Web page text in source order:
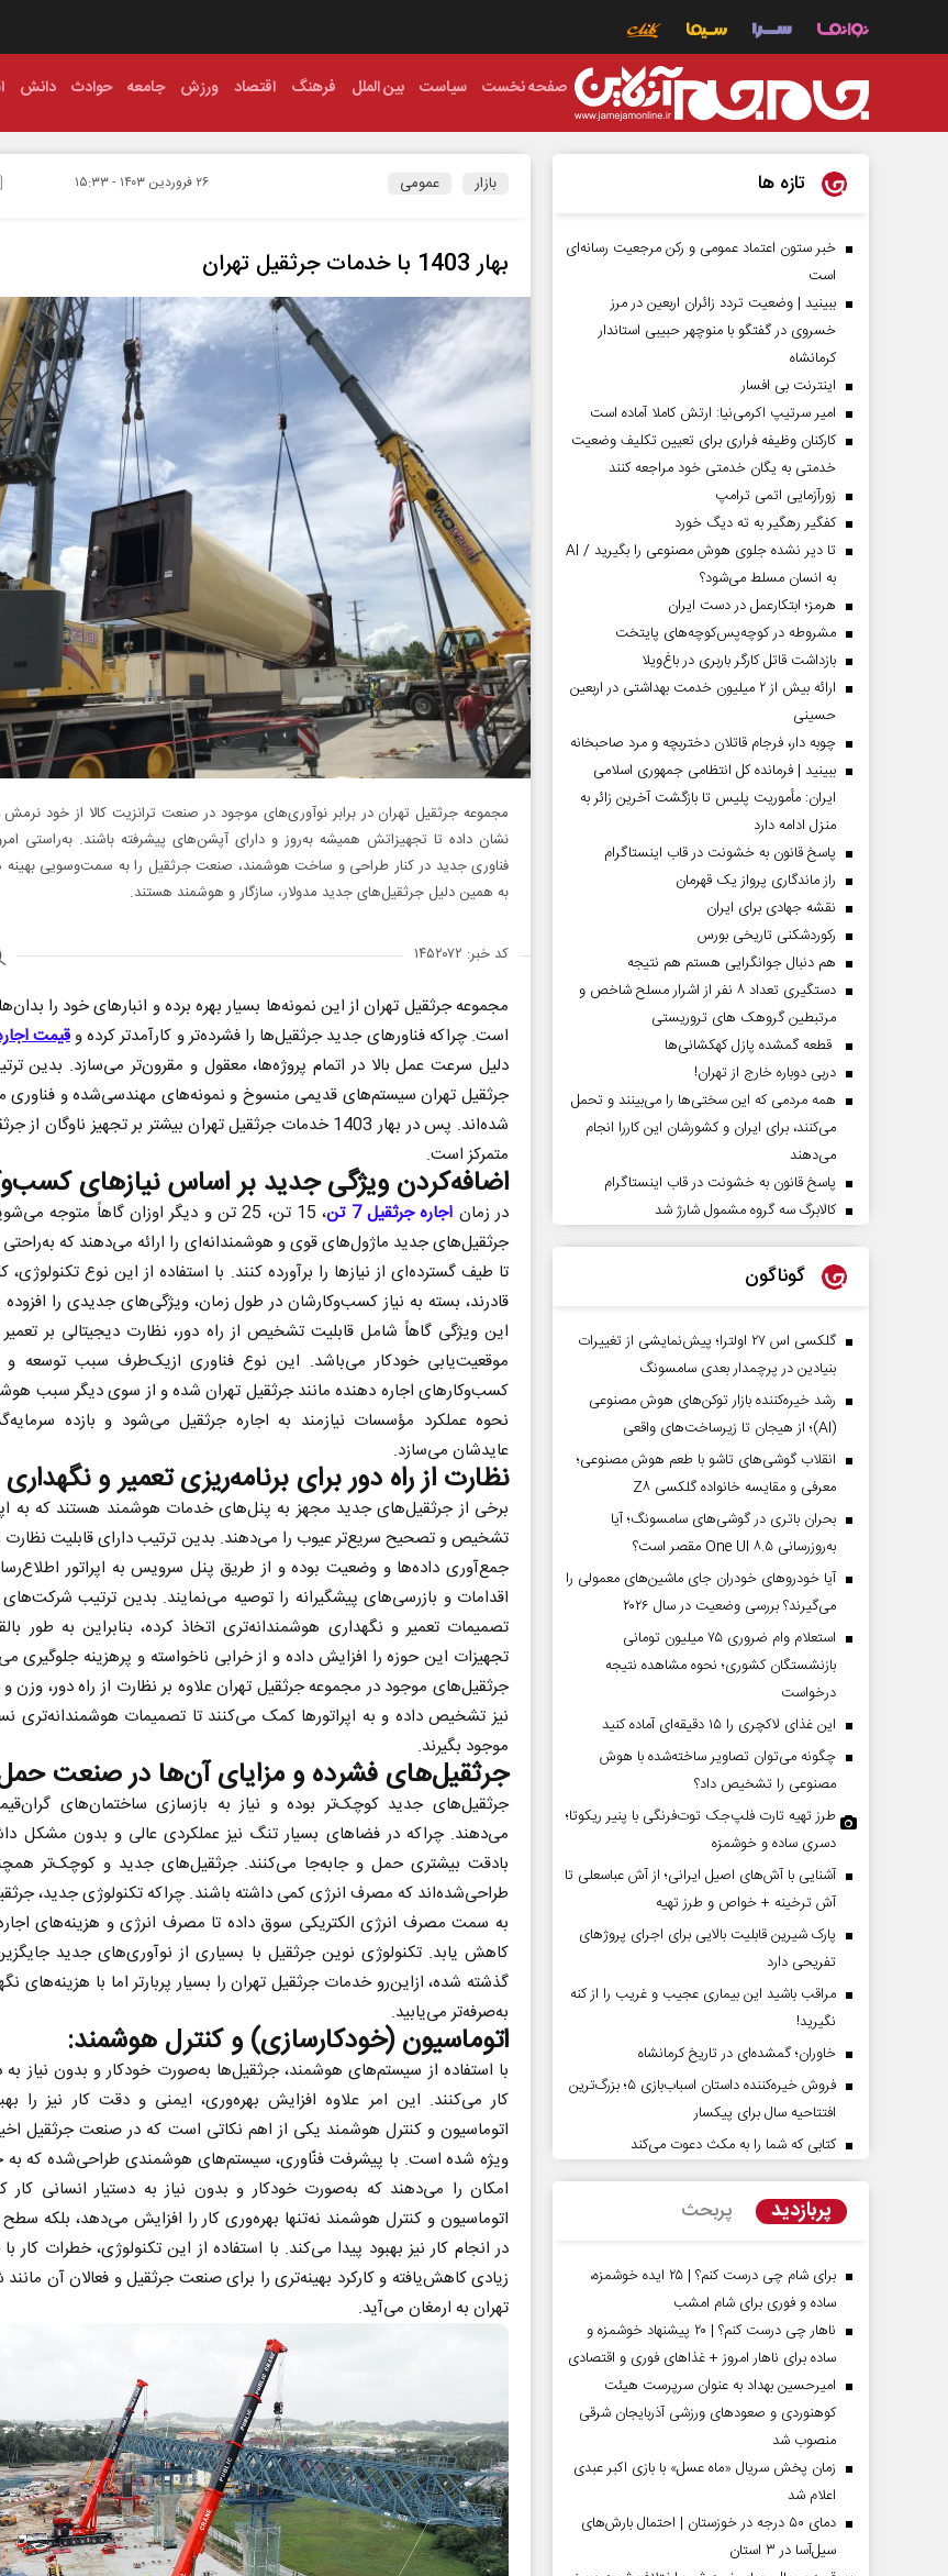
صفحه نخست سیاست بین الملل فرهنگ اقتصاد ورزش جامعه حوادث دانش
بازار عمومی ۲۶ فروردين ۱۴۰۳ - ۱۵:۳۳
بهار 1403 با خدمات جرثقیل تهران
مجموعه جرثقیل تهران در برابر نوآوری‌های موجود در صنعت ترانزیت کالا از خود نرمش
نشان داده تا تجهیزاتش همیشه به‌روز و دارای آپشن‌های پیشرفته باشند. به‌راستی
فناوری جدید در کنار طراحی و ساخت هوشمند، صنعت جرثقیل را به سمت‌وسویی بهینه
به همین دلیل جرثقیل‌های جدید مدولار، سازگار و هوشمند هستند.
کد خبر: ۱۴۵۲۰۷۲
مجموعه جرثقیل تهران از این نمونه‌ها بسیار بهره برده و انبارهای خود را
است. چراکه فناورهای جدید جرثقیل‌ها را فشرده‌تر و کارآمدتر کرده وقیمت
دلیل سرعت عمل بالا در اتمام پروژه‌ها، معقول و مقرون‌تر می‌سازد. بدین
جرثقیل تهران سیستم‌های قدیمی منسوخ و نمونه‌های مهندسی‌شده و فناوری
شده‌اند. پس در بهار 1403 خدمات جرثقیل تهران بیشتر بر تجهیز
متمرکز است.
اضافه‌کردن ویژگی جدید بر اساس نیازهای
در زمان اجاره جرثقیل 7 تن
، 15 تن، 25 تن و دیگر اوزان گاهاً متوجه
جرثقیل‌های جدید ماژول‌های قوی و هوشمندانه‌ای را ارائه می‌دهند که
تا طیف گسترده‌ای از نیازها را برآورده کنند. با استفاده از این نوع تکنولوژی،
قادرند، بسته به نیاز کسب‌وکارشان در طول زمان، ویژگی‌های جدیدی را افزوده
این ویژگی گاهاً شامل قابلیت تشخیص از راه دور، نظارت دیجیتالی بر
موقعیت‌یابی خودکار می‌باشد. این نوع فناوری ازیک‌طرف سبب توسعه و
کسب‌وکارهای اجاره دهنده مانند جرثقیل تهران شده و از سوی دیگر سبب
نحوه عملکرد مؤسسات نیازمند به اجاره جرثقیل می‌شود و بازده
عایدشان می‌سازد.
نظارت از راه دور برای برنامه‌ریزی تعمیر و نگهداری
برخی از جرثقیل‌های جدید مجهز به پنل‌های خدمات هوشمند هستند که به
تشخیص و تصحیح سریع‌تر عیوب را می‌دهند. بدین ترتیب دارای قابلیت نظارت
جمع‌آوری داده‌ها و وضعیت بوده و از طریق پنل سرویس به اپراتور
اقدامات و بازرسی‌های پیشگیرانه را توصیه می‌نمایند. بدین ترتیب
تصمیمات تعمیر و نگهداری هوشمندانه‌تری اتخاذ کرده، بنابراین به طور
تجهیزات این حوزه را افزایش داده و از خرابی ناخواسته و پرهزینه جلوگیری
جرثقیل‌های موجود در مجموعه جرثقیل تهران علاوه بر نظارت از راه دور، وزن و
نیز تشخیص داده و به اپراتورها کمک می‌کنند تا تصمیمات هوشمندانه‌تری
موجود بگیرند.
جرثقیل‌های فشرده و مزایای آن‌ها در صنعت
جرثقیل‌های جدید کوچک‌تر بوده و نیاز به بازسازی ساختمان‌های
می‌دهند. چراکه در فضاهای بسیار تنگ نیز عملکردی عالی و بدون مشکل
بادقت بیشتری حمل و جابه‌جا می‌کنند. جرثقیل‌های جدید و کوچک‌تر
طراحی‌شده‌اند که مصرف انرژی کمی داشته باشند. چراکه تکنولوژی جدید،
به سمت مصرف انرژی الکتریکی سوق داده تا مصرف انرژی و هزینه‌های
کاهش یابد. تکنولوژی نوین جرثقیل با بسیاری از نوآوری‌های جدید
گذشته شده، ازاین‌رو خدمات جرثقیل تهران را بسیار پربارتر اما با هزینه‌های
به‌صرفه‌تر می‌یابید.
اتوماسیون (خودکارسازی) و کنترل هوشمند:
با استفاده از سیستم‌های هوشمند، جرثقیل‌ها به‌صورت خودکار و بدون نیاز به
کار می‌کنند. این امر علاوه افزایش بهره‌وری، ایمنی و دقت کار نیز را
اتوماسیون و کنترل هوشمند یکی از اهم نکاتی است که در صنعت جرثقیل
ویژه شده است. با پیشرفت فنّاوری، سیستم‌های هوشمندی طراحی‌شده که به
امکان را می‌دهند که به‌صورت خودکار و بدون نیاز به دستیار انسانی کار
اتوماسیون و کنترل هوشمند نه‌تنها بهره‌وری کار را افزایش می‌دهد، بلکه
در انجام کار نیز بهبود پیدا می‌کند. با استفاده از این تکنولوژی، خطرات کار
زیادی کاهش‌یافته و کارکرد بهینه‌تری را برای صنعت جرثقیل و فعالان آن
تهران به ارمغان می‌آید.
تازه ها
خبر ستون اعتماد عمومی و رکن مرجعیت رسانه‌ای
است
ببینید | وضعیت تردد زائران اربعین در مرز
خسروی در گفتگو با منوچهر حبیبی استاندار
کرمانشاه
اینترنت بی افسار
امیر سرتیپ اکرمی‌نیا: ارتش کاملا آماده است
کارکنان وظیفه فراری برای تعیین تکلیف وضعیت
خدمتی به یگان خدمتی خود مراجعه کنند
زورآزمایی اتمی ترامپ
کفگیر رهگیر به ته دیگ خورد
تا دیر نشده جلوی هوش مصنوعی را بگیرید / AI
به انسان مسلط می‌شود؟
هرمز؛ ابتکارعمل در دست ایران
مشروطه در کوچه‌پس‌کوچه‌های پایتخت
بازداشت قاتل کارگر باربری در باغ‌ویلا
ارائه بیش از ۲ میلیون خدمت بهداشتی در اربعین
حسینی
چوبه دار، فرجام قاتلان دختربچه و مرد صاحبخانه
ببینید | فرمانده کل انتظامی جمهوری اسلامی
ایران­: مأموریت پلیس تا بازگشت آخرین زائر به
منزل ادامه دارد
پاسخ قانون به خشونت در قاب اینستاگرام
راز ماندگاری پرواز یک قهرمان
نقشه جهادی برای ایران
رکوردشکنی تاریخی بورس
هم دنبال جوانگرایی هستم هم نتیجه
دستگیری تعداد ۸ نفر از اشرار مسلح شاخص و
مرتبطین گروهک های تروریستی
قطعه گمشده پازل کهکشانی‌ها
دربی دوباره خارج از تهران!
همه مردمی که این سختی‌ها را می‌بینند و تحمل
می‌کنند، برای ایران و کشورشان این کاررا انجام
می‌دهند
پاسخ قانون به خشونت در قاب اینستاگرام
کالابرگ سه گروه مشمول شارژ شد
گوناگون
گلکسی اس ۲۷ اولترا؛ پیش‌نمایشی از تغییرات
بنیادین در پرچمدار بعدی سامسونگ
رشد خیره‌کننده بازار توکن‌های هوش مصنوعی
(AI)؛ از هیجان تا زیرساخت‌های واقعی
انقلاب گوشی‌های تاشو‌ با طعم هوش مصنوعی؛
معرفی و مقایسه خانواده گلکسی Z۸
بحران باتری در گوشی‌های سامسونگ؛ آیا
به‌روزرسانی One UI ۸.۵ مقصر است؟
آیا خودروهای خودران جای ماشین‌های معمولی را
می‌گیرند؟ بررسی وضعیت در سال ۲۰۲۶
استعلام وام ضروری ۷۵ میلیون تومانی
بازنشستگان کشوری؛ نحوه مشاهده نتیجه
درخواست
این غذای لاکچری را ۱۵ دقیقه‌ای آماده کنید
چگونه می‌توان تصاویر ساخته‌شده با هوش
مصنوعی را تشخیص داد؟
طرز تهیه تارت فلپ‌جک توت‌فرنگی با پنیر ریکوتا؛
دسری ساده و خوشمزه
آشنایی با آش‌های اصیل ایرانی؛ از آش عباسعلی تا
آش ترخینه + خواص و طرز تهیه
پارک شیرین قابلیت‌ بالایی برای اجرای پروژهای
تفریحی دارد
مراقب باشید این بیماری عجیب و غریب را از کنه
نگیرید!
خاوران؛ گمشده‌ای در تاریخ کرمانشاه
فروش خیره‌کننده داستان اسباب‌بازی ۵؛ بزرگ‌ترین
افتتاحیه سال برای پیکسار
کتابی که شما را به مکث دعوت می‌کند
پربازدید پربحث
برای شام چی درست کنم؟ | ۲۵ ایده خوشمزه،
ساده و فوری برای شام امشب
ناهار چی درست کنم؟ | ۲۰ پیشنهاد خوشمزه و
ساده برای ناهار امروز + غذاهای فوری و اقتصادی
امیرحسین بهداد به عنوان سرپرست هیئت
کوهنوردی و صعودهای ورزشی آذربایجان شرقی
منصوب شد
زمان پخش سریال «ماه عسل» با بازی اکبر عبدی
اعلام شد
دمای ۵۰ درجه در خوزستان | احتمال بارش‌های
سیل‌آسا در ۳ استان
مجلس
از باتلاق انرژی تا بن‌بست ترامپ
رضا سپهوند - سخنگوی کمیسیون انرژی مجلس
حکایت یک
نرگس